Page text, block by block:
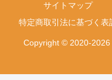
サイトマップ
特定商取引法に基づく表
Copyright © 2020-2026